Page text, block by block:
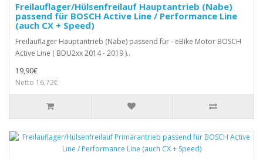
Freilauflager/Hülsenfreilauf Hauptantrieb (Nabe)
passend für BOSCH Active Line / Performance Line
(auch CX + Speed)
Freilauflager Hauptantrieb (Nabe) passend für - eBike Motor BOSCH
Active Line ( BDU2xx 2014 - 2019 )..
19,90€
Netto 16,72€